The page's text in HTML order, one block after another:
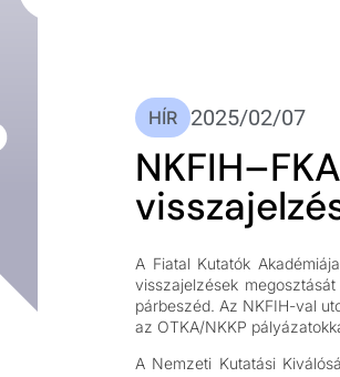
HÍR 2025/02/07
A Fiatal Kutatók
visszajelzések
párbeszéd. Az NKFIH-val
az OTKA/NKKP
A Nemzeti Kutatási